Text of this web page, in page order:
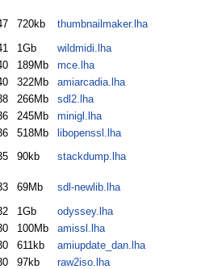
720kb
thumbnailmaker.lha
1Gb
wildmidi.lha
189Mb
mce.lha
322Mb
amiarcadia.lha
266Mb
sdl2.lha
245Mb
minigl.lha
518Mb
libopenssl.lha
90kb stackdump.lha
69Mb
sdl-newlib.lha
1Gb
odyssey.lha
100Mb
amissl.lha
611kb
amiupdate_dan.lha
97kb
raw2iso.lha